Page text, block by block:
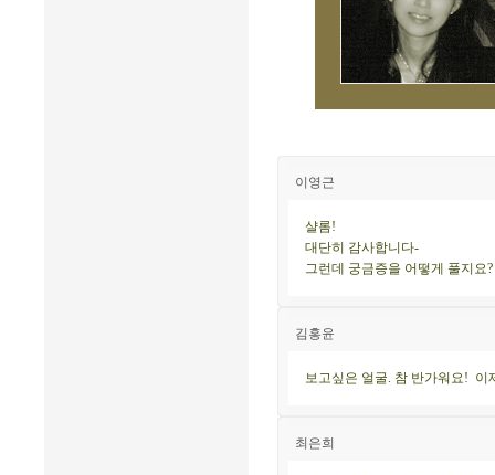
이영근
샬롬!
대단히 감사합니다-
그런데 궁금증을 어떻게 풀지요?
김홍윤
보고싶은 얼굴. 참 반가워요! 이
최은희